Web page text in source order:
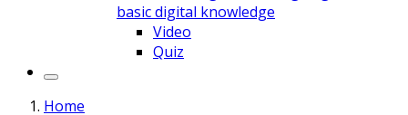
basic digital knowledge
Video
Quiz
Home